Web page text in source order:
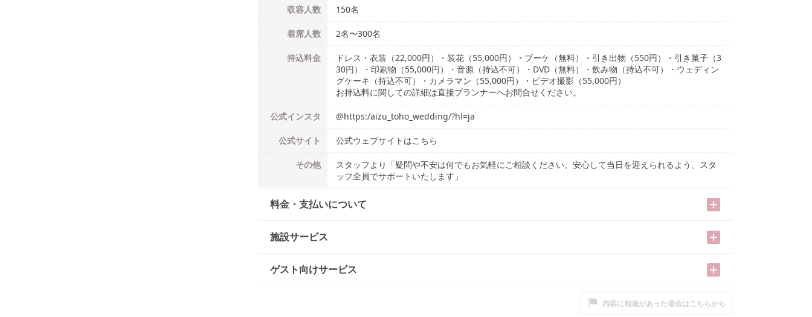
収容人数 150名
着席人数 2名〜300名
持込料金
ドレス・衣装（22,000円）・装花（55,000円）・ブーケ（無料）・引き出物（550円）・引き菓子（3
30円）・印刷物（55,000円）・音源（持込不可）・DVD（無料）・飲み物（持込不可）・ウェディン
グケーキ（持込不可）・カメラマン（55,000円）・ビデオ撮影（55,000円）
お持込料に関しての詳細は直接プランナーへお問合せください。
公式インスタ @https:/aizu_toho_wedding/?hl=ja
公式サイト 公式ウェブサイトはこちら
その他
スタッフより「疑問や不安は何でもお気軽にご相談ください。安心して当日を迎えられるよう、スタ
ッフ全員でサポートいたします」
料金・支払いについて
施設サービス
ゲスト向けサービス
内容に相違があった場合はこちらから